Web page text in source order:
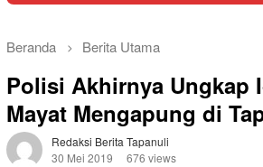
Beranda Berita Utama
Polisi Akhirnya Ungkap
Mayat Mengapung di
Redaksi Berita Tapanuli
30 Mei 2019
676 views